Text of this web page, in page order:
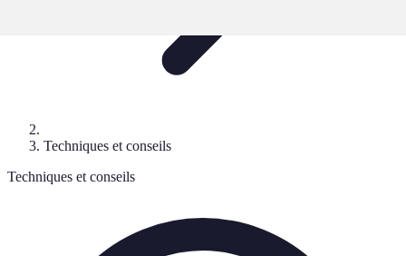
Techniques et conseils
Techniques et conseils